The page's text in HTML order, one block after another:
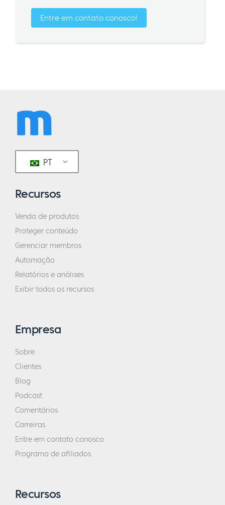
Entre em contato conosco!
PT
Recursos
Venda de produtos
Proteger conteúdo
Gerenciar membros
Automação
Relatórios e análises
Exibir todos os recursos
Empresa
Sobre
Clientes
Blog
Podcast
Comentários
Carreiras
Entre em contato conosco
Programa de afiliados
Recursos